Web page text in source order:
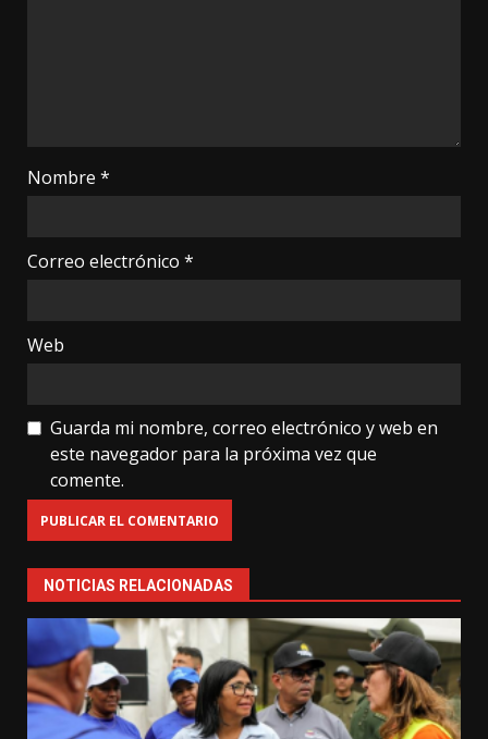
Nombre *
Correo electrónico *
Web
Guarda mi nombre, correo electrónico y web en
este navegador para la próxima vez que
comente.
NOTICIAS RELACIONADAS